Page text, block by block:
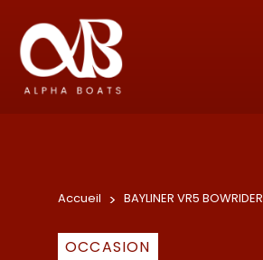
Accueil > BAYLINER VR5 BOWRIDER
OCCASION